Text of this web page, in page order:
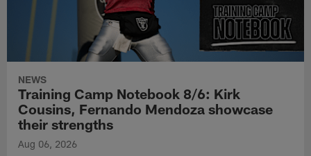
NEWS
Training Camp Notebook 8/6: Kirk
Cousins, Fernando Mendoza showcase
their strengths
Aug 06, 2026